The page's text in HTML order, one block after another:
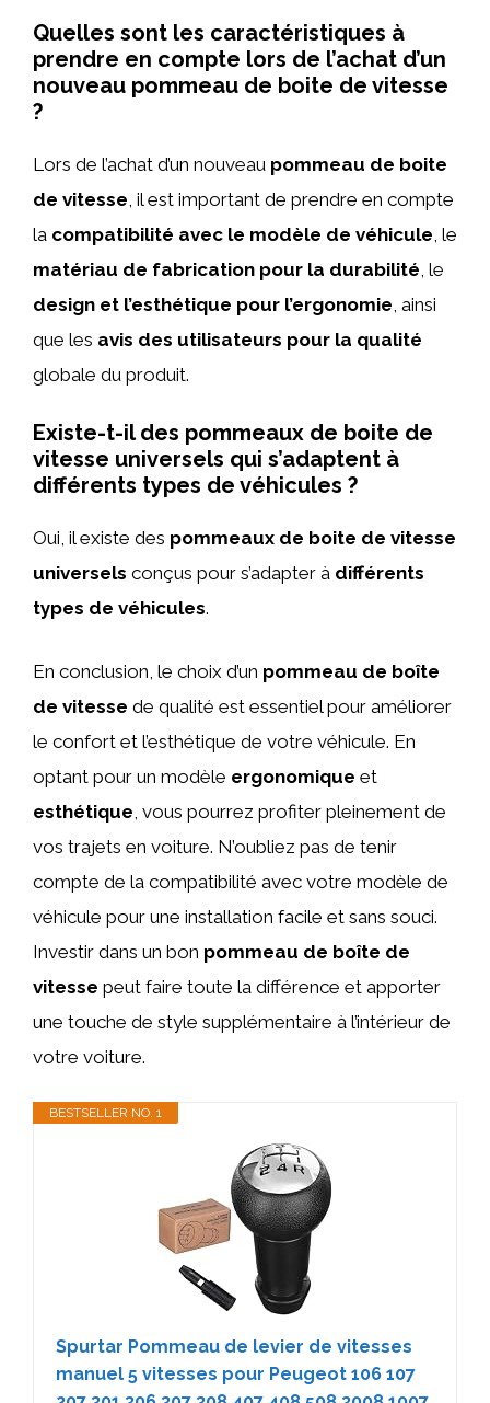
Quelles sont les caractéristiques à
prendre en compte lors de l’achat d’un
nouveau pommeau de boite de vitesse
?
Lors de l’achat d’un nouveau pommeau de boite
de vitesse , il est important de prendre en compte
la compatibilité avec le modèle de véhicule , le
matériau de fabrication pour la durabilité , le
design et l’esthétique pour l’ergonomie , ainsi
que les avis des utilisateurs pour la qualité
globale du produit.
Existe-t-il des pommeaux de boite de
vitesse universels qui s’adaptent à
différents types de véhicules ?
Oui, il existe des pommeaux de boite de vitesse
universels conçus pour s’adapter à différents
types de véhicules.
En conclusion, le choix d’un pommeau de boîte
de vitesse de qualité est essentiel pour améliorer
le confort et l’esthétique de votre véhicule. En
optant pour un modèle ergonomique et
esthétique , vous pourrez profiter pleinement de
vos trajets en voiture. N’oubliez pas de tenir
compte de la compatibilité avec votre modèle de
véhicule pour une installation facile et sans souci.
Investir dans un bon pommeau de boîte de
vitesse peut faire toute la différence et apporter
une touche de style supplémentaire à l’intérieur de
votre voiture.
BESTSELLER NO. 1
Spurtar Pommeau de levier de vitesses
manuel 5 vitesses pour Peugeot 106 107